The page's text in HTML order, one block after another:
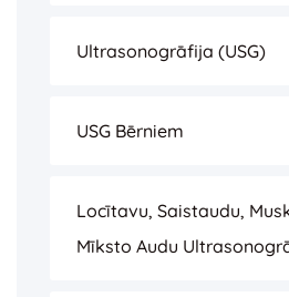
Ultrasonogrāfija (USG)
USG Bērniem
Locītavu, Saistaudu,
Mīksto Audu